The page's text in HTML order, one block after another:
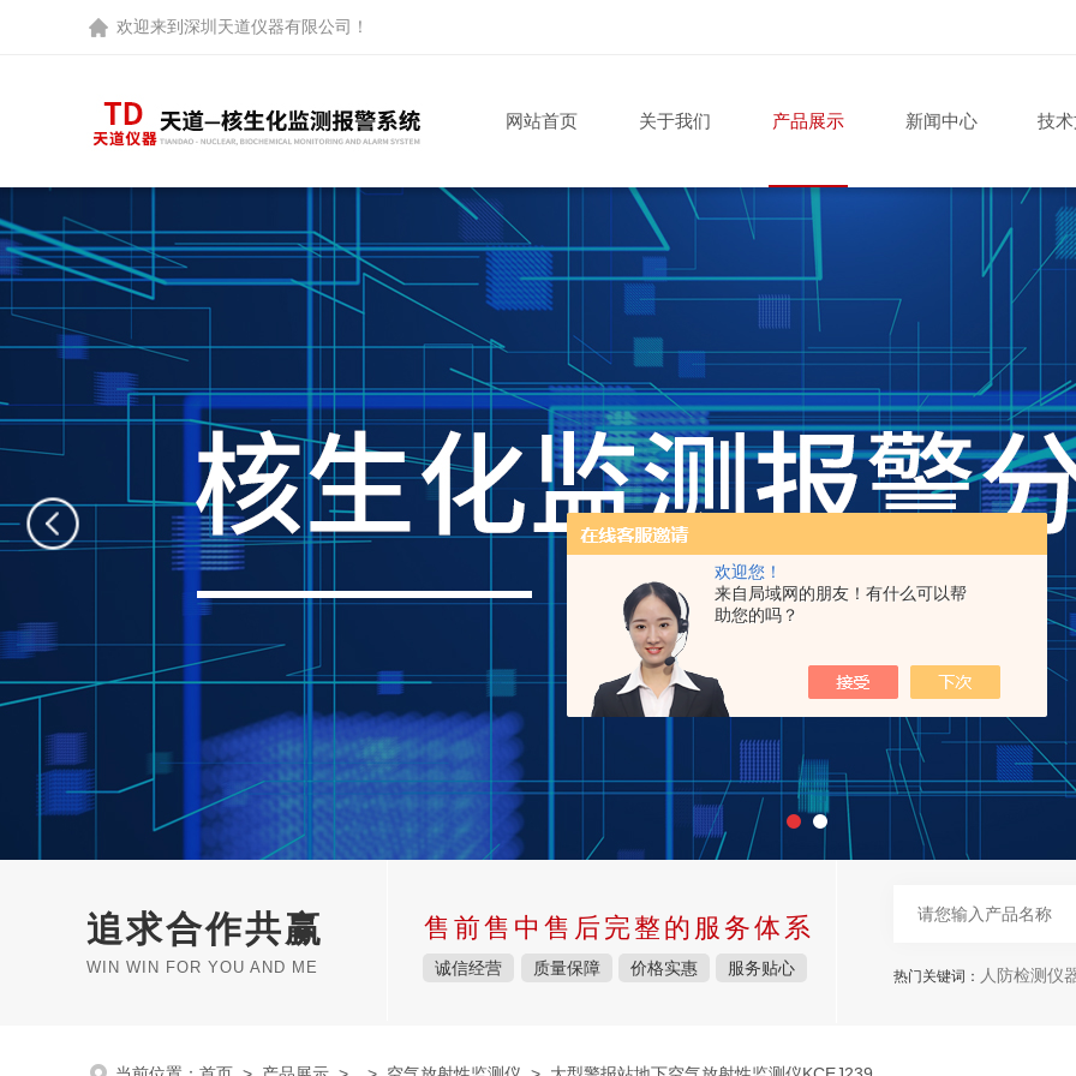
欢迎您！
来自局域网的朋友！有什么可以帮
助您的吗？
欢迎来到 深圳天道仪器有限公司 ！
网站首页 关于我们 产品展示 新闻中心 技
追求合作共赢
WIN WIN FOR YOU AND ME
售前售中售后完整的服务体系
诚信经营 质量保障 价格实惠 服务贴心 热门关键词： 人防检测仪